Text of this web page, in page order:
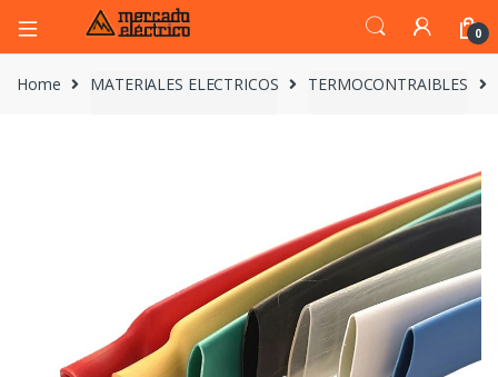
0
Home MATERIALES ELECTRICOS TERMOCONTRAIBLES